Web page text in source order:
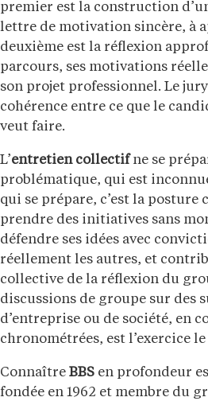
premier est la construction
lettre de motivation sincère, à
deuxième est la réflexion
parcours, ses motivations
son projet professionnel. Le
cohérence entre ce que le
veut faire.
L’entretien collectif ne se
problématique, qui est
qui se prépare, c’est la posture
prendre des initiatives sans
défendre ses idées avec
réellement les autres, et
collective de la réflexion du
discussions de groupe sur des
d’entreprise ou de société, en
chronométrées, est l’exercice
Connaître BBS en profondeur
fondée en 1962 et membre du